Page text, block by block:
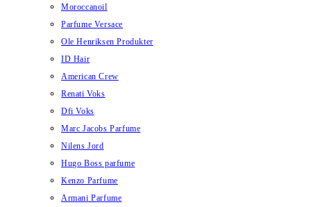
Moroccanoil
Parfume Versace
Ole Henriksen Produkter
ID Hair
American Crew
Renati Voks
Dfi Voks
Marc Jacobs Parfume
Nilens Jord
Hugo Boss parfume
Kenzo Parfume
Armani Parfume